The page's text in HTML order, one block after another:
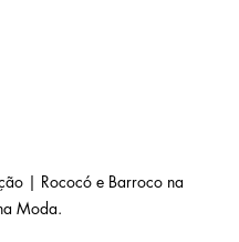
| Rococó e Barroco na
Moda.